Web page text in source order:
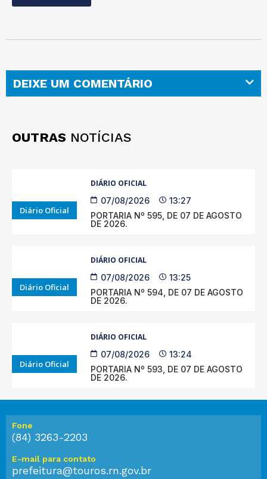
DEIXE UM COMENTÁRIO
OUTRAS NOTÍCIAS
Diário Oficial
DIÁRIO OFICIAL
07/08/2026
13:27
PORTARIA Nº 595, DE 07 DE AGOSTO
DE 2026.
Diário Oficial
DIÁRIO OFICIAL
07/08/2026
13:25
PORTARIA Nº 594, DE 07 DE AGOSTO
DE 2026.
Diário Oficial
DIÁRIO OFICIAL
07/08/2026
13:24
PORTARIA Nº 593, DE 07 DE AGOSTO
DE 2026.
Fone
(84) 3263-2203
E-mail para contato
prefeitura@touros.rn.gov.br